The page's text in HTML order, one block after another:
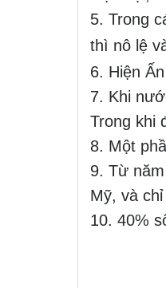
5. Trong
thì nô lệ
6. Hiện
7. Khi
Trong khi
8. Một
9. Từ
Mỹ, và
10. 40%